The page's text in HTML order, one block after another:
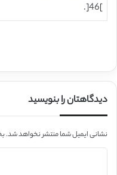
]46[.
دیدگاهتان را بنویسید
نشانی ایمیل شما منتشر نخواهد شد.